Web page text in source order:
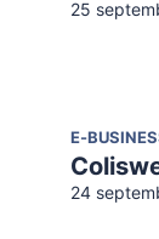
25
E-
24